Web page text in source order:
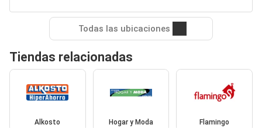
Todas las ubicaciones
Tiendas relacionadas
Alkosto Hogar y Moda Flamingo